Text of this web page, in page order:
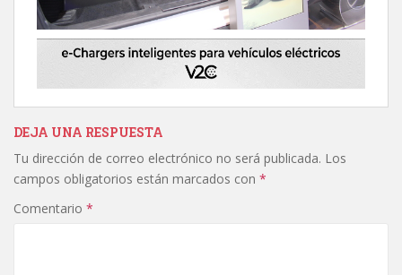
DEJA UNA RESPUESTA
Tu dirección de correo electrónico no será publicada. Los
campos obligatorios están marcados con *
Comentario *